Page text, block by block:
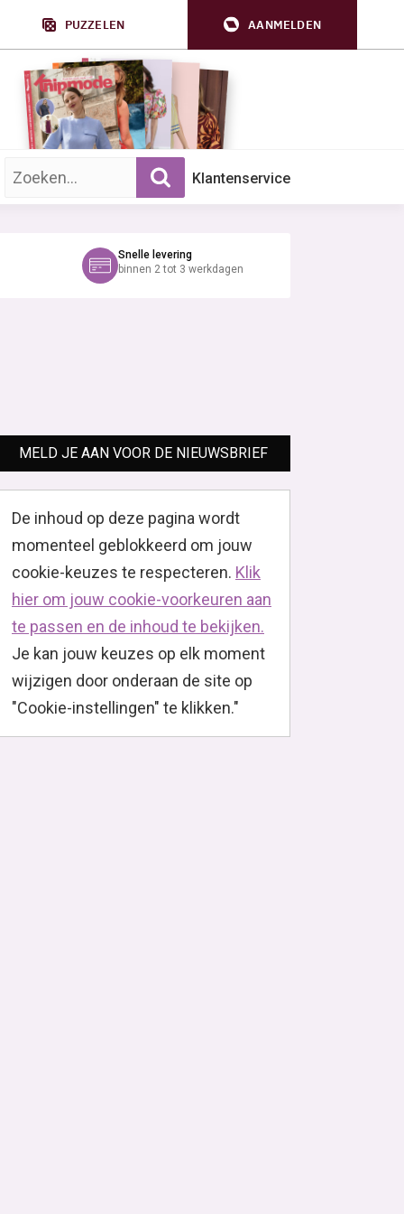
PUZZELEN AANMELDEN
Zoek op trefwoord: Klantenservice
Snelle levering
binnen 2 tot 3 werkdagen
MELD JE AAN VOOR DE NIEUWSBRIEF
De inhoud op deze pagina wordt
momenteel geblokkeerd om jouw
cookie-keuzes te respecteren. Klik
hier om jouw cookie-voorkeuren aan
te passen en de inhoud te bekijken.
Je kan jouw keuzes op elk moment
wijzigen door onderaan de site op
"Cookie-instellingen" te klikken."